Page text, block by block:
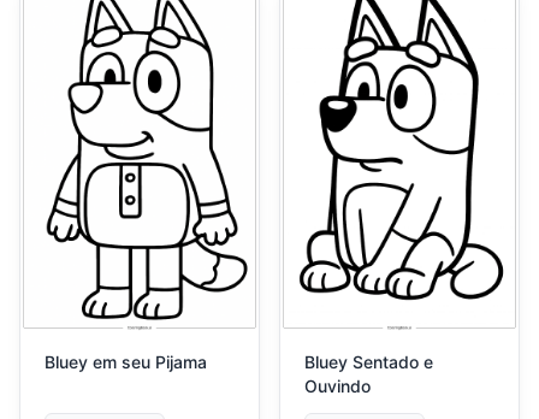
Bluey em seu Pijama
Bluey Sentado e
Ouvindo